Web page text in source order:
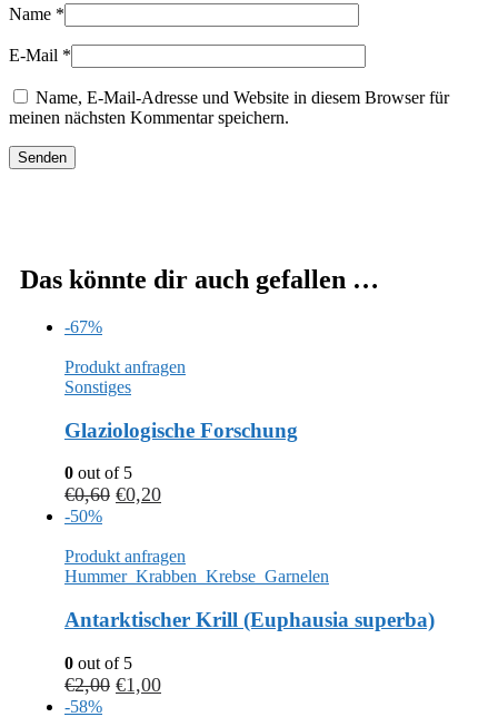
Name *
E-Mail *
Name, E-Mail-Adresse und Website in diesem Browser für
meinen nächsten Kommentar speichern.
Das könnte dir auch gefallen …
-67%
Produkt anfragen
Sonstiges
Glaziologische Forschung
0 out of 5
€0,60 €0,20
-50%
Produkt anfragen
Hummer_Krabben_Krebse_Garnelen
Antarktischer Krill (Euphausia superba)
0 out of 5
€2,00 €1,00
-58%